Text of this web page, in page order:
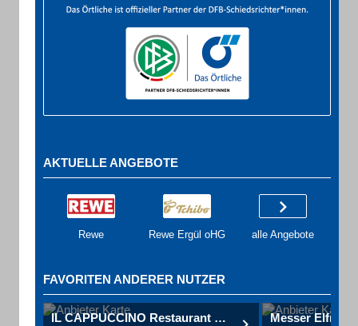
AKTUELLE ANGEBOTE
Rewe Rewe Ergül oHG alle Angebote
FAVORITEN ANDERER NUTZER
IL CAPPUCCINO Restaurant Pizzeria Messer Elfriede